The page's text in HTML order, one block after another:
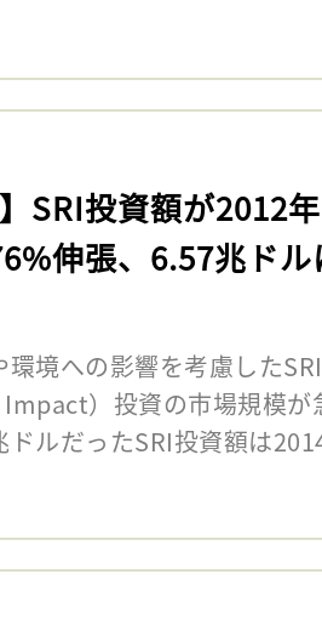
】SRI投資額が2012
伸張、6.57兆ドル
環境への影響を考慮した
）投資の市場規模が
ドルだったSRI投資額は